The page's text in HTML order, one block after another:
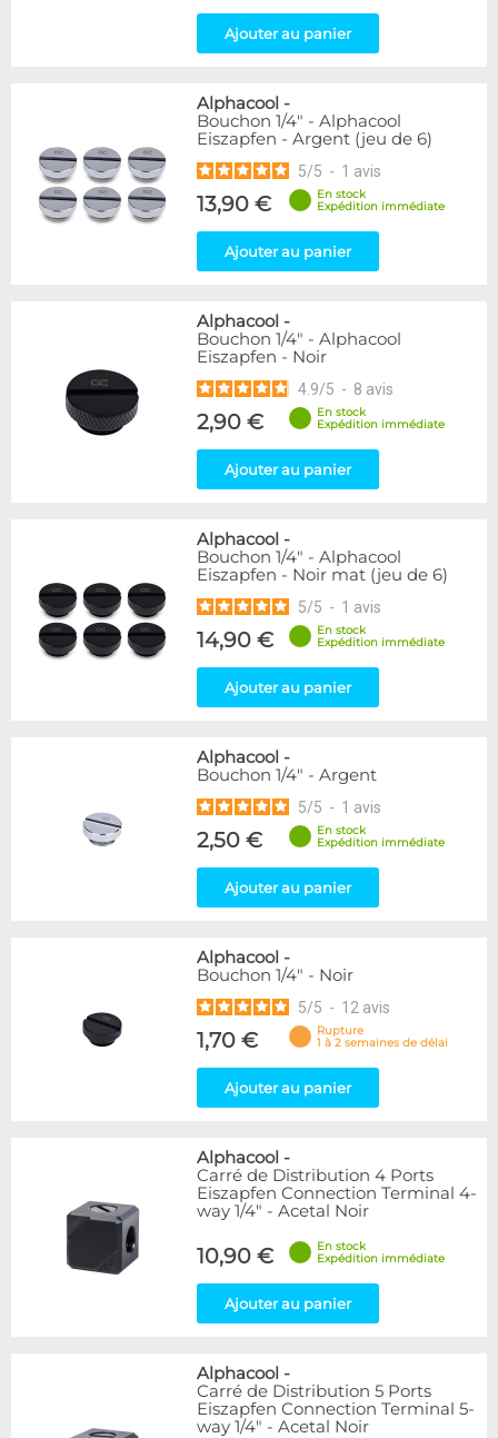
39
280
24
Femelle / Femelle
Mâle
61
Mâle / Femelle
120
44
1
Forme
Adaptateur
Bouchon
12
5
Disponibilité / Promotions
Articles en stock
Articles en promotions
Ajouter au panier
Alphacool -
Bouchon 1/4" - Alphacool
Eiszapfen - Argent (jeu de 6)
5/5 - 1 avis
13,90 €
En stock
Expédition immédiate
Ajouter au panier
Alphacool -
Bouchon 1/4" - Alphacool
Eiszapfen - Noir
4.9/5 - 8 avis
2,90 €
En stock
Expédition immédiate
Ajouter au panier
Alphacool -
Bouchon 1/4" - Alphacool
Eiszapfen - Noir mat (jeu de 6)
5/5 - 1 avis
14,90 €
En stock
Expédition immédiate
Ajouter au panier
Alphacool -
Bouchon 1/4" - Argent
5/5 - 1 avis
2,50 €
En stock
Expédition immédiate
Ajouter au panier
Alphacool -
Bouchon 1/4" - Noir
5/5 - 12 avis
1,70 €
Rupture
1 à 2 semaines de délai
Ajouter au panier
Alphacool -
Carré de Distribution 4 Ports
Eiszapfen Connection Terminal 4-
way 1/4" - Acetal Noir
10,90 €
En stock
Expédition immédiate
Ajouter au panier
Alphacool -
Carré de Distribution 5 Ports
Eiszapfen Connection Terminal 5-
way 1/4" - Acetal Noir